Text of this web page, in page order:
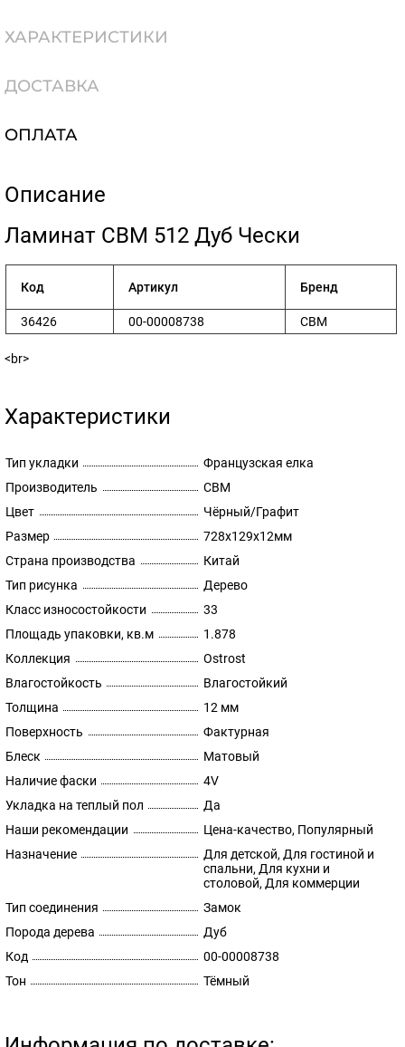
ХАРАКТЕРИСТИКИ
ДОСТАВКА
ОПЛАТА
Описание
​Ламинат CBM 512 Дуб Чески
Код Артикул Бренд
36426 00-00008738 CBM
<br>
Характеристики
Тип укладки
Французская елка
Производитель
CBM
Цвет
Чёрный/Графит
Размер
728х129х12мм
Страна производства
Китай
Тип рисунка
Дерево
Класс износостойкости
33
Площадь упаковки, кв.м
1.878
Коллекция
Ostrost
Влагостойкость
Влагостойкий
Толщина
12 мм
Поверхность
Фактурная
Блеск
Матовый
Наличие фаски
4V
Укладка на теплый пол
Да
Наши рекомендации
Цена-качество, Популярный
Назначение
Для детской, Для гостиной и
спальни, Для кухни и
столовой, Для коммерции
Тип соединения
Замок
Порода дерева
Дуб
Код
00-00008738
Тон
Тёмный